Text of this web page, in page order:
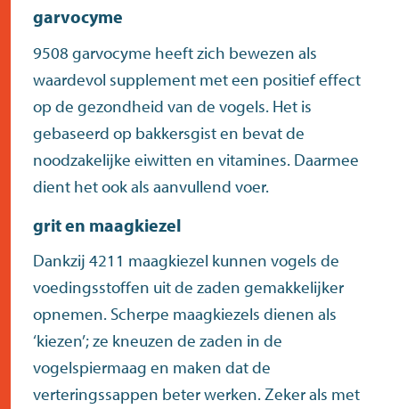
garvocyme
9508 garvocyme heeft zich bewezen als
waardevol supplement met een positief effect
op de gezondheid van de vogels. Het is
gebaseerd op bakkersgist en bevat de
noodzakelijke eiwitten en vitamines. Daarmee
dient het ook als aanvullend voer.
grit en maagkiezel
Dankzij 4211 maagkiezel kunnen vogels de
voedingsstoffen uit de zaden gemakkelijker
opnemen. Scherpe maagkiezels dienen als
‘kiezen’; ze kneuzen de zaden in de
vogelspiermaag en maken dat de
verteringssappen beter werken. Zeker als met